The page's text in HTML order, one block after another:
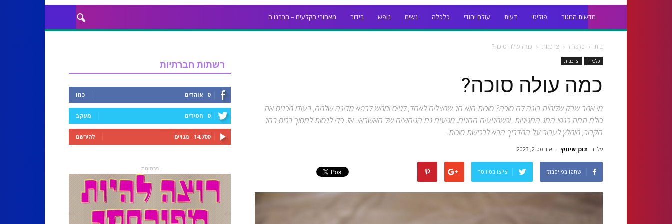
חדשות המגזר פוליטי דעות עולם יהודי כלכלה נשים נופש בידור מאחורי הקלעים – הברנז'ה
בית כלכלה צרכנות כמה עולה סוכה?
כלכלה צרכנות
כמה עולה סוכה?
מי אמר שרק שלומית בונה לה סוכה? סוכות הוא חג שמצליח לאחד, לגייס וממש לרפא מדינה שלמה, בעודו מכניס את
כולם תחת כנפי החג החגיגיות. וכשמגיעים החגים, מגיעים גם הגיהוצים של האשראי. אז, כדי לנסות לחסוך בכיס בחג
הקרוב, מומלץ לעבור על המדריך הבא לרכישת סוכות.
על ידי תוכן שיווקי - אוגוסט 2, 2023
שתפו בפייסבוק צייצו בטוויטר
רשתות חברתיות
0 אוהדים כמו
0 חסידים מעקב
14,700 מנויים להירשם
- פרסומת -